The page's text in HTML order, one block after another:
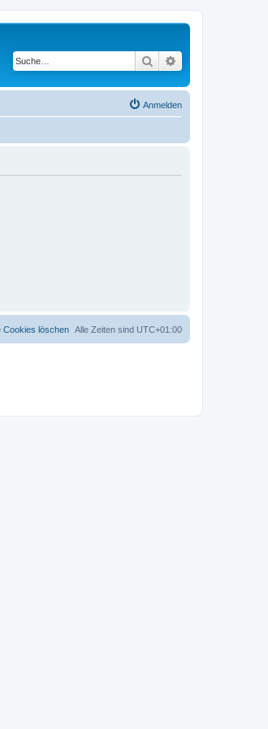
Suche
Anmelden
Alle Zeiten sind UTC+01:00
Cookies löschen